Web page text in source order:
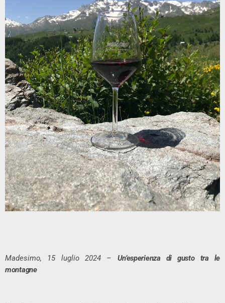
Madesimo, 15 luglio 2024– Un’esperienza di gusto tra le
montagne